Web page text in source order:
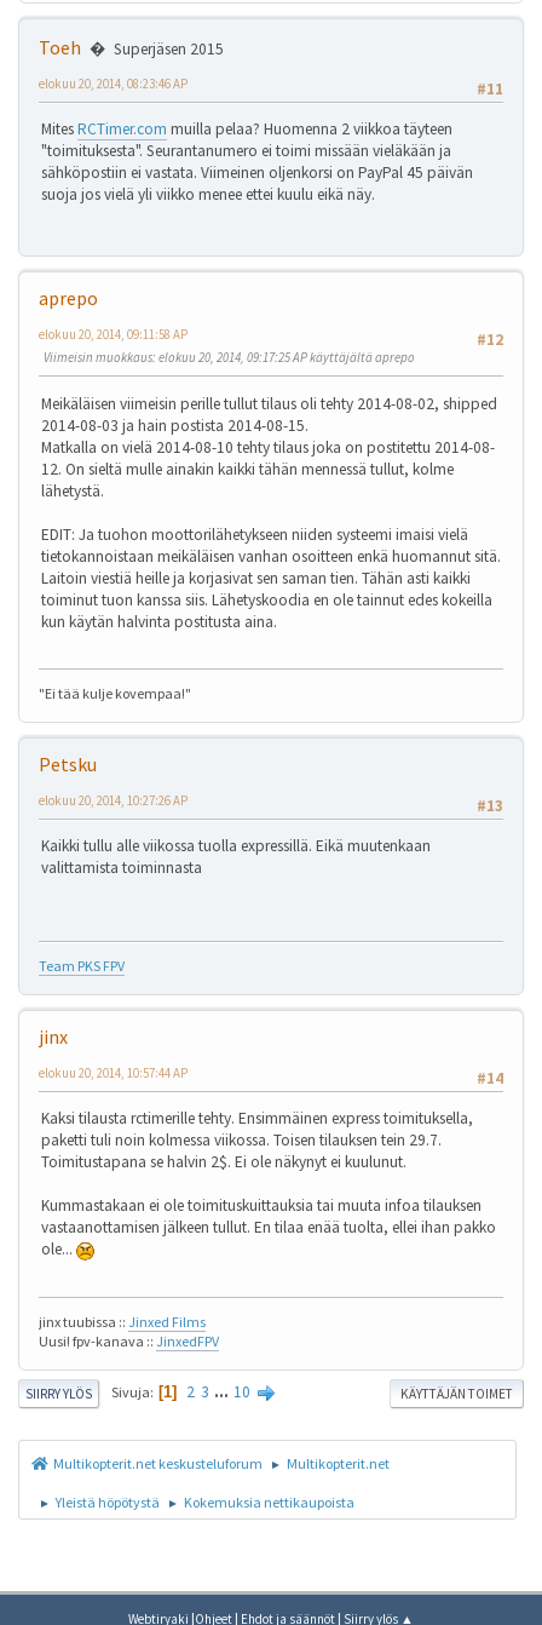
Toeh
Superjäsen 2015
#11
elokuu 20, 2014, 08:23:46 AP
MitesRCTimer.com muilla pelaa? Huomenna 2 viikkoa täyteen
"toimituksesta". Seurantanumero ei toimi missään vieläkään ja
sähköpostiin ei vastata. Viimeinen oljenkorsi on PayPal 45 päivän
suoja jos vielä yli viikko menee ettei kuulu eikä näy.
aprepo
#12
elokuu 20, 2014, 09:11:58 AP
Viimeisin muokkaus: elokuu 20, 2014, 09:17:25 AP käyttäjältä aprepo
Meikäläisen viimeisin perille tullut tilaus oli tehty 2014-08-02, shipped
2014-08-03 ja hain postista 2014-08-15.
Matkalla on vielä 2014-08-10 tehty tilaus joka on postitettu 2014-08-
12. On sieltä mulle ainakin kaikki tähän mennessä tullut, kolme
lähetystä.
EDIT: Ja tuohon moottorilähetykseen niiden systeemi imaisi vielä
tietokannoistaan meikäläisen vanhan osoitteen enkä huomannut sitä.
Laitoin viestiä heille ja korjasivat sen saman tien. Tähän asti kaikki
toiminut tuon kanssa siis. Lähetyskoodia en ole tainnut edes kokeilla
kun käytän halvinta postitusta aina.
"Ei tää kulje kovempaa!"
Petsku
#13
elokuu 20, 2014, 10:27:26 AP
Kaikki tullu alle viikossa tuolla expressillä. Eikä muutenkaan
valittamista toiminnasta
Team PKS FPV
jinx
#14
elokuu 20, 2014, 10:57:44 AP
Kaksi tilausta rctimerille tehty. Ensimmäinen express toimituksella,
paketti tuli noin kolmessa viikossa. Toisen tilauksen tein 29.7.
Toimitustapana se halvin 2$. Ei ole näkynyt ei kuulunut.
Kummastakaan ei ole toimituskuittauksia tai muuta infoa tilauksen
vastaanottamisen jälkeen tullut. En tilaa enää tuolta, ellei ihan pakko
ole...
jinx tuubissa :: Jinxed Films
Uusi! fpv-kanava :: JinxedFPV
SIIRRY YLÖS Sivuja 1 2 3 ... 10 KÄYTTÄJÄN TOIMET
Multikopterit.net keskusteluforum ► Multikopterit.net
► Yleistä höpötystä ► Kokemuksia nettikaupoista
Webtiryaki |Ohjeet | Ehdot ja säännöt | Siirry ylös ▲